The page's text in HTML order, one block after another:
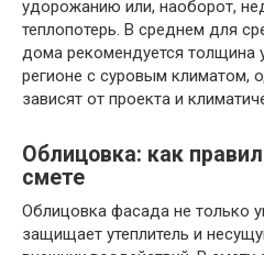
удорожанию или, наоборот,
теплопотерь. В среднем для
дома рекомендуется толщина
регионе с суровым климатом,
зависят от проекта и
Облицовка: как
смете
Облицовка фасада не только
защищает утеплитель и